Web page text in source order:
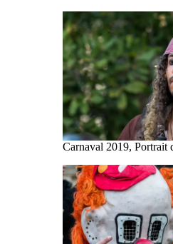
Carnaval 2019, Portrait